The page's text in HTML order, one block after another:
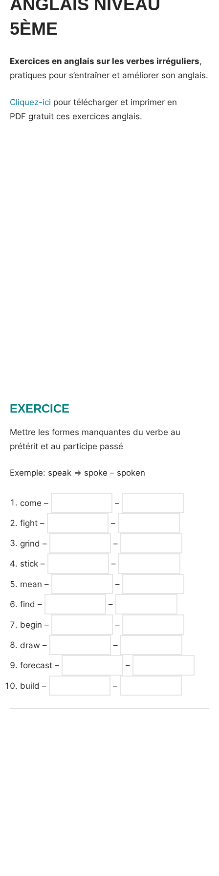
ANGLAIS NIVEAU
5ÈME
Exercices en anglais sur les verbes irréguliers,
pratiques pour s’entraîner et améliorer son anglais.
Cliquez-ici pour télécharger et imprimer en
PDF gratuit ces exercices anglais.
EXERCICE
Mettre les formes manquantes du verbe au
prétérit et au participe passé
Exemple: speak => spoke – spoken
come – –
fight – –
grind – –
stick – –
mean – –
find – –
begin – –
draw – –
forecast – –
build – –